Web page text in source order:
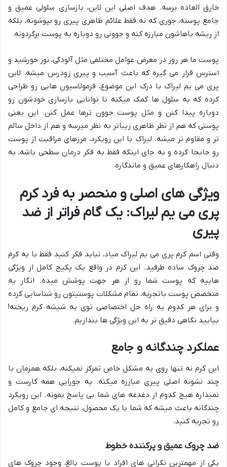
خارق العاده برسه. هدف اصلی این لاین، بازسازی سلولی عمیق و
جامع پوسته، جوری که نه فقط علائم ظاهری پیری رو بپوشونه، بلکه
از ریشه باهاشون مبارزه کنه و جوونی رو دوباره به پوست برگردونه.
پوست ما هر روز در معرض عوامل مختلفی مثل آلودگی، نور خورشید و
استرس قرار می گیره که باعث آسیب و پیری زودرس میشه. لاین
پری می یم لیراک با درک این موضوع، فرمولاسیون هایی رو طراحی
کرده که به سلول ها کمک میکنه تا توانایی بازسازی خودشون رو
دوباره پیدا کنن و مثل پوست جوون ترها عمل کنن. این یعنی
پوستی که هم از نظر ظاهری زیباتر به نظر میرسه و هم از داخل سالم
تر و مقاوم تر میشه. لیراک با این رویکرد، مرزهای مراقبت از پوست
رو جابجا کرده و به جای اینکه فقط به فکر درمان سطحی باشه، به
دنبال راهکارهای عمیق و ماندگاره.
ویژگی های اصلی و منحصر به فرد کرم
پری می یم لیراک: یک گام فراتر از ضد
پیری
وقتی اسم کرم پری می یم لیراک میاد، نباید فکر کنید فقط با یه کرم
ضد چروک ساده طرفید. این کرم در واقع یک پکیج کامل از ویژگی
هاییه که پوست شما رو از هر جهت پوشش میده. انگار یه
متخصص پوست باتجربه، تمام مشکلات پوستیتون رو شناسایی کرده
و برای هر کدوم یه راه حل اختصاصی توی یه شیشه کرم ریخته!
بیایید نگاهی دقیق تر به این ویژگی ها بندازیم.
عملکرد چندگانه و جامع
این کرم نه تنها روی یه مشکل خاص تمرکز نمیکنه، بلکه همزمان با
چند نشونه اصلی پیری مبارزه میکنه. یه جورایی همه کارست و
نمیذاره هیچ کدوم از دغدغه های شما بی پاسخ بمونه. این رویکرد
چندگانه باعث میشه که شما با یک محصول، نتیجه ای جامع و کامل
رو تجربه کنید.
ضد چروک عمیق و پرکننده خطوط
یکی از مهمترین نگرانی های افراد با پوست بالغ، وجود چروک های